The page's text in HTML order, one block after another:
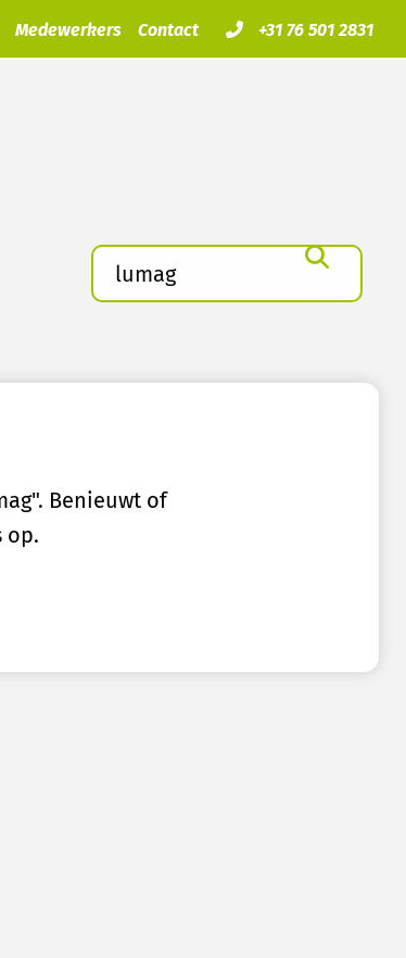
Medewerkers Contact +31 76 501 2831
Benieuwt of
op.